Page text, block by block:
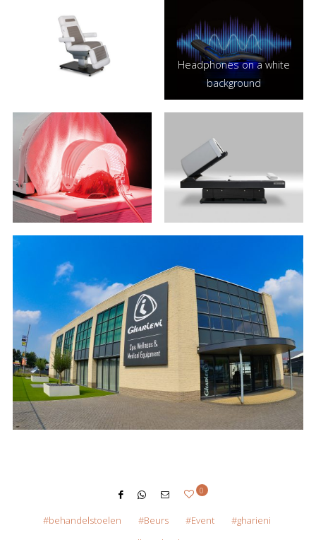
Headphones on a white
background
0
behandelstoelen Beurs Event
gharieni